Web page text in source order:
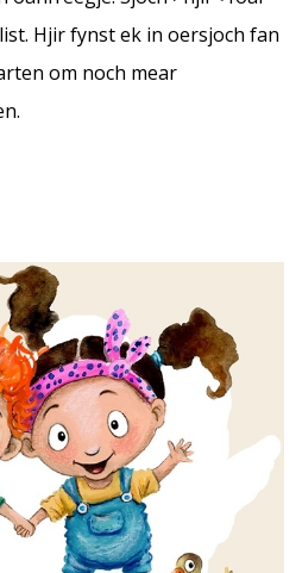
Hjir fynst ek in oersjoch fan
om noch mear